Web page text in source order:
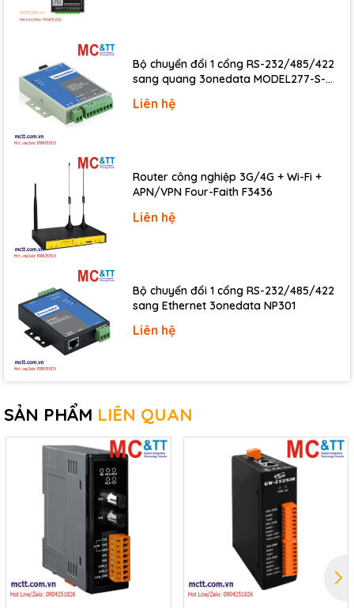
Bộ chuyển đổi 1 cổng RS-232/485/422
sang quang 3onedata MODEL277-S-
20KM)
Liên hệ
Router công nghiệp 3G/4G + Wi-Fi +
APN/VPN Four-Faith F3436
Liên hệ
Bộ chuyển đổi 1 cổng RS-232/485/422
sang Ethernet 3onedata NP301
Liên hệ
SẢN PHẨM LIÊN QUAN